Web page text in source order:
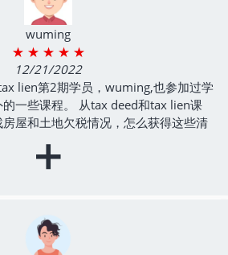
员讨论，收集作业，收集答案，是老师
，责任心遥遥领先其它课程。选择
任搭档的课程，你绝对会点赞！最后感
资3期
wuming
★ ★ ★ ★ ★
12/21/2022
lien第2期学员，wuming,也参加过学
一些课程。 从tax deed和tax lien课
屋和土地欠税情况，怎么获得这些清
选，从而得到最有投资价值的房产和地
怎么对这些房产和地产进行DD，并避免
，任劳任怨，非常敬业，组织课程，提
辅助老师课程进展，引导学员讨论，收
+